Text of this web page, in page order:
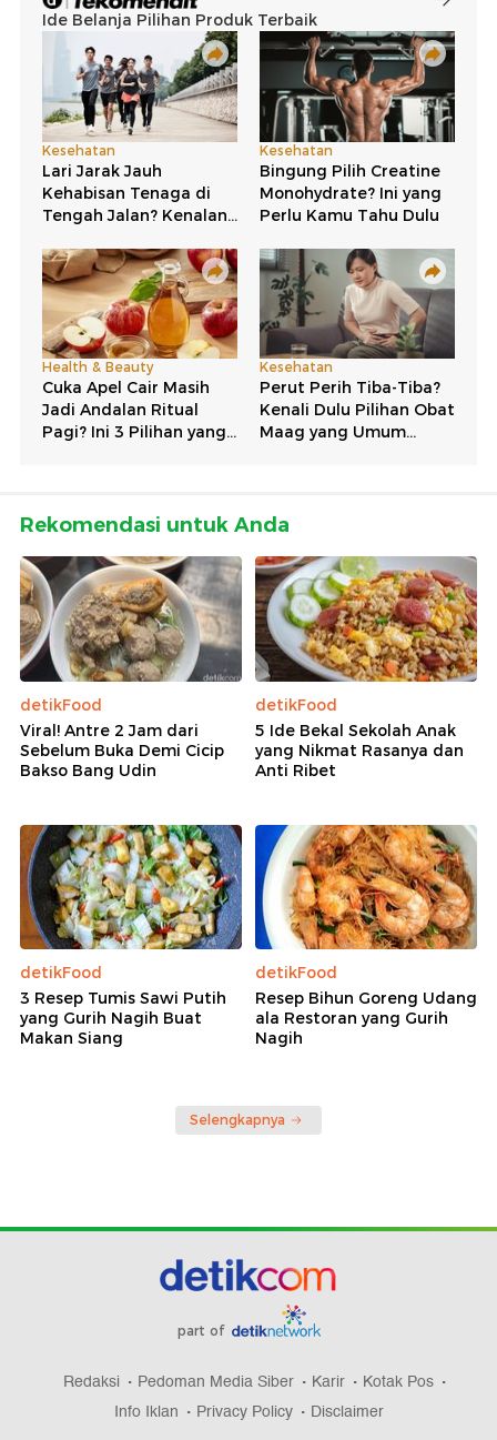
Rekomendasi untuk Anda
detikFood
Viral! Antre 2 Jam dari
Sebelum Buka Demi Cicip
Bakso Bang Udin
detikFood
5 Ide Bekal Sekolah Anak
yang Nikmat Rasanya dan
Anti Ribet
detikFood
3 Resep Tumis Sawi Putih
yang Gurih Nagih Buat
Makan Siang
detikFood
Resep Bihun Goreng Udang
ala Restoran yang Gurih
Nagih
Selengkapnya
part of
Redaksi Pedoman Media Siber Karir
Kotak Pos
Info Iklan
Privacy Policy Disclaimer